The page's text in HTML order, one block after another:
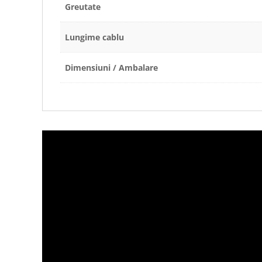
Greutate
Lungime cablu
Dimensiuni / Ambalare